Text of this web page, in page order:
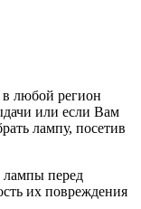
любой регион
или если Вам
лампу, посетив
перед
их повреждения